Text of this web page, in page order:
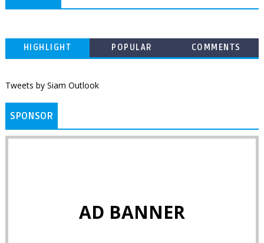
HIGHLIGHT POPULAR COMMENTS
Tweets by Siam Outlook
SPONSOR
AD BANNER